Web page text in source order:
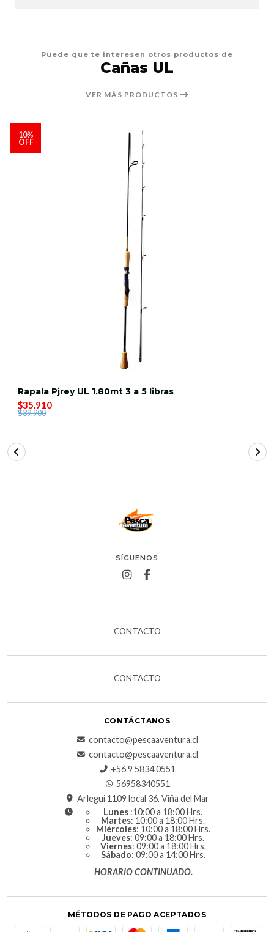
Puede que te interesen otros productos de
Cañas UL
VER MÁS PRODUCTOS
10%
OFF
Rapala Pjrey UL 1.80mt 3 a 5 libras
$35.910
$39.900
SÍGUENOS
CONTACTO
CONTACTO
CONTÁCTANOS
contacto@pescaaventura.cl
contacto@pescaaventura.cl
+56 9 5834 0551
56958340551
Arlegui 1109 local 36, Viña del Mar
Lunes :10:00 a 18:00 Hrs.
Martes: 10:00 a 18:00 Hrs.
Miércoles: 10:00 a 18:00 Hrs.
Jueves: 09:00 a 18:00 Hrs.
Viernes: 09:00 a 18:00 Hrs.
Sábado: 09:00 a 14:00 Hrs.
HORARIO CONTINUADO.
MÉTODOS DE PAGO ACEPTADOS